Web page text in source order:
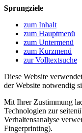
Sprungziele
zum Inhalt
zum Hauptmenü
zum Untermenü
zum Kurzmenü
zur Volltextsuche
Diese Website
der Website notwendig
Mit Ihrer Zustimmung
Technologien zur
Verhaltensanalyse
Fingerprinting).